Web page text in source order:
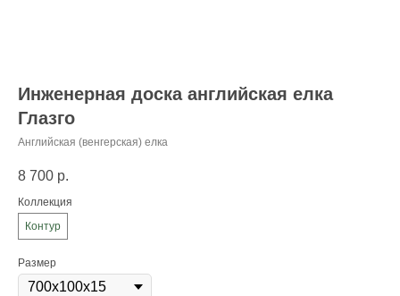
Инженерная доска английская елка
Глазго
Английская (венгерская) елка
8 700 р.
Коллекция
Контур
Размер